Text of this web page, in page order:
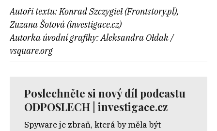
Autoři textu: Konrad Szczygieł (Frontstory.pl),
Zuzana Šotová (investigace.cz)
Autorka úvodní grafiky: Aleksandra Ołdak /
vsquare.org
Poslechněte si nový díl podcastu
ODPOSLECH | investigace.cz
Spyware je zbraň, která by měla být